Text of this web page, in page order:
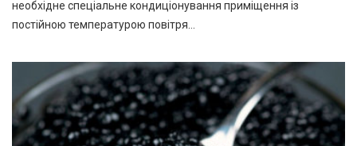
необхідне спеціальне кондиціонування приміщення із
постійною температурою повітря…